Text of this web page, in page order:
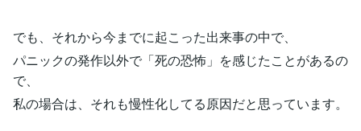
でも、それから今までに起こった出来事の中で、
パニックの発作以外で「死の恐怖」を感じたことがあるの
で、
私の場合は、それも慢性化してる原因だと思っています。